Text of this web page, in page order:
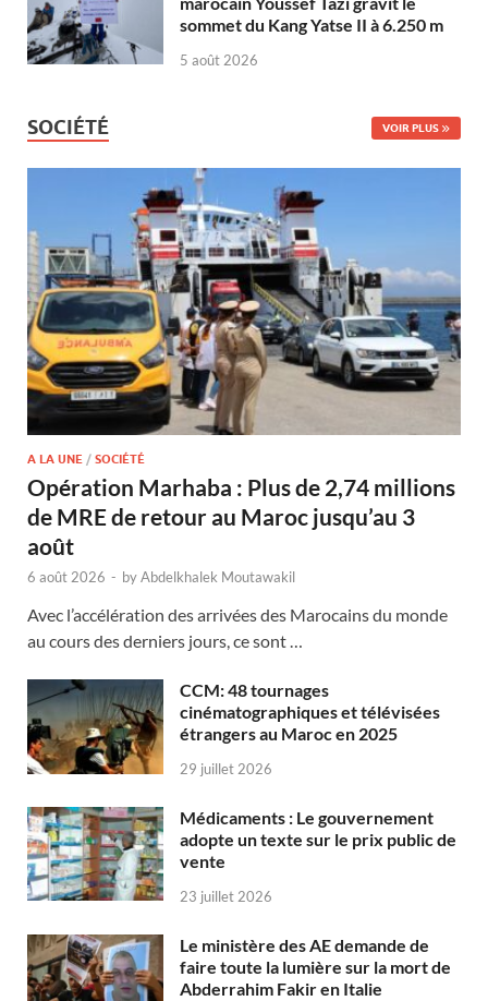
sommet du Kang Yatse II à 6.250 m
5 août 2026
SOCIÉTÉ VOIR PLUS
A LA UNE / SOCIÉTÉ
Opération Marhaba : Plus de 2,74 millions
de MRE de retour au Maroc jusqu’au 3
août
6 août 2026 - byAbdelkhalek Moutawakil
Avec l’accélération des arrivées des Marocains du monde
au cours des derniers jours, ce sont …
CCM: 48 tournages
cinématographiques et télévisées
étrangers au Maroc en 2025
29 juillet 2026
Médicaments : Le gouvernement
adopte un texte sur le prix public de
vente
23 juillet 2026
Le ministère des AE demande de
faire toute la lumière sur la mort de
Abderrahim Fakir en Italie